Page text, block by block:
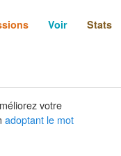
Voir Stats
votre
adoptant le mot